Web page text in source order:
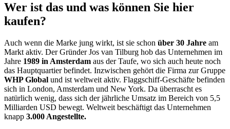
Wer ist das und was können Sie hier
kaufen?
Auch wenn die Marke jung wirkt, ist sie schon über 30 Jahre am
Markt aktiv. Der Gründer Jos van Tilburg hob das Unternehmen im
Jahre 1989 in Amsterdam aus der Taufe, wo sich auch heute noch
das Hauptquartier befindet. Inzwischen gehört die Firma zur Gruppe
WHP Global und ist weltweit aktiv. Flaggschiff-Geschäfte befinden
sich in London, Amsterdam und New York. Da überrascht es
natürlich wenig, dass sich der jährliche Umsatz im Bereich von 5,5
Milliarden USD bewegt. Weltweit beschäftigt das Unternehmen
knapp 3.000 Angestellte.